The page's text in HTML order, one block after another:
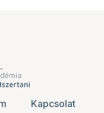
Kapcsolat